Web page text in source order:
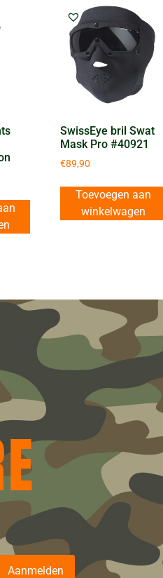
SwissEye bril Swat
Mask Pro #40921
€89,90
Toevoegen aan
winkelwagen
Aanmelden